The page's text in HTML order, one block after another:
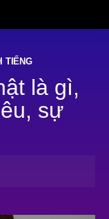
TIẾNG
là gì,
sự